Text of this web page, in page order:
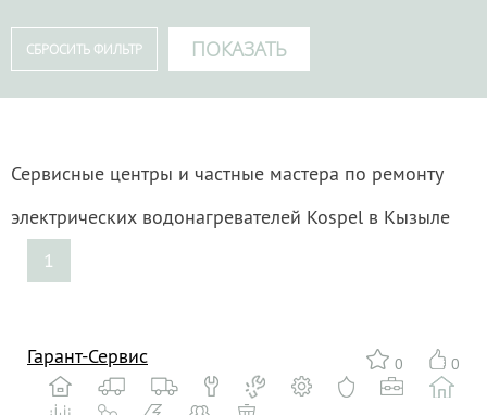
Сервисные центры и частные мастера по ремонту
электрических водонагревателей Kospel в Кызыле
1
0 0
Гарант-Сервис